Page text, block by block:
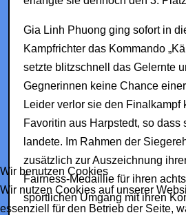
Gia Linh Phuong ging sofort in
Kampfrichter das Kommando
setzte blitzschnell das Gelernte
Gegnerinnen keine Chance
Leider verlor sie den Finalkampf
Favoritin aus Harpstedt, so dass
landete. Im Rahmen der
zusätzlich zur Auszeichnung
Fairness-Medaillie für ihren
sportlichen Umgang mit ihren
Wir benutzen Cookies
Wir nutzen Cookies auf unserer
essenziell für den Betrieb der Seite,